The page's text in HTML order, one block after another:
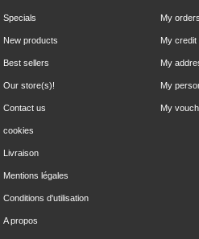
Specials
New products
Best sellers
Our store(s)!
Contact us
cookies
Livraison
Mentions légales
Conditions d'utilisation
A propos
My
My credit
My
My
My